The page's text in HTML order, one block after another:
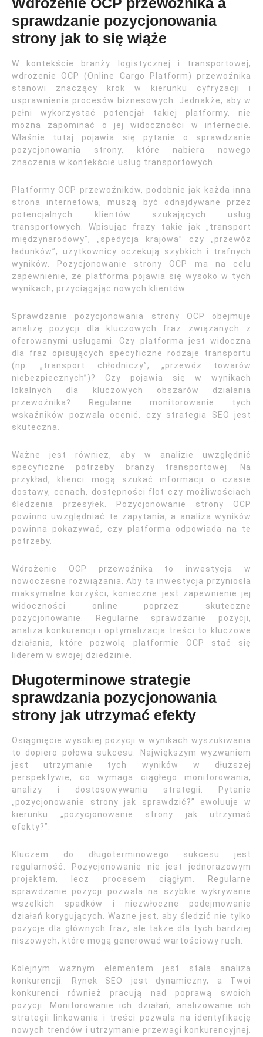
sprawdzanie pozycjonowania
strony jak to się wiąże
W kontekście branży logistycznej i transportowej,
wdrożenie OCP (Online Cargo Platform) przewoźnika
stanowi znaczący krok w kierunku cyfryzacji i
usprawnienia procesów biznesowych. Jednakże, aby w
pełni wykorzystać potencjał takiej platformy, nie
można zapominać o jej widoczności w internecie.
Właśnie tutaj pojawia się pytanie o sprawdzanie
pozycjonowania strony, które nabiera nowego
znaczenia w kontekście usług transportowych.
Platformy OCP przewoźników, podobnie jak każda inna
strona internetowa, muszą być odnajdywane przez
potencjalnych klientów szukających usług
transportowych. Wpisując frazy takie jak „transport
międzynarodowy”, „spedycja krajowa” czy „przewóz
ładunków”, użytkownicy oczekują szybkich i trafnych
wyników. Pozycjonowanie strony OCP ma na celu
zapewnienie, że platforma pojawia się wysoko w tych
wynikach, przyciągając nowych klientów.
Sprawdzanie pozycjonowania strony OCP obejmuje
analizę pozycji dla kluczowych fraz związanych z
oferowanymi usługami. Czy platforma jest widoczna
dla fraz opisujących specyficzne rodzaje transportu
(np. „transport chłodniczy”, „przewóz towarów
niebezpiecznych”)? Czy pojawia się w wynikach
lokalnych dla kluczowych obszarów działania
przewoźnika? Regularne monitorowanie tych
wskaźników pozwala ocenić, czy strategia SEO jest
skuteczna.
Ważne jest również, aby w analizie uwzględnić
specyficzne potrzeby branży transportowej. Na
przykład, klienci mogą szukać informacji o czasie
dostawy, cenach, dostępności flot czy możliwościach
śledzenia przesyłek. Pozycjonowanie strony OCP
powinno uwzględniać te zapytania, a analiza wyników
powinna pokazywać, czy platforma odpowiada na te
potrzeby.
Wdrożenie OCP przewoźnika to inwestycja w
nowoczesne rozwiązania. Aby ta inwestycja przyniosła
maksymalne korzyści, konieczne jest zapewnienie jej
widoczności online poprzez skuteczne
pozycjonowanie. Regularne sprawdzanie pozycji,
analiza konkurencji i optymalizacja treści to kluczowe
działania, które pozwolą platformie OCP stać się
liderem w swojej dziedzinie.
Długoterminowe strategie
sprawdzania pozycjonowania
strony jak utrzymać efekty
Osiągnięcie wysokiej pozycji w wynikach wyszukiwania
to dopiero połowa sukcesu. Największym wyzwaniem
jest utrzymanie tych wyników w dłuższej
perspektywie, co wymaga ciągłego monitorowania,
analizy i dostosowywania strategii. Pytanie
„pozycjonowanie strony jak sprawdzić?” ewoluuje w
kierunku „pozycjonowanie strony jak utrzymać
efekty?”.
Kluczem do długoterminowego sukcesu jest
regularność. Pozycjonowanie nie jest jednorazowym
projektem, lecz procesem ciągłym. Regularne
sprawdzanie pozycji pozwala na szybkie wykrywanie
wszelkich spadków i niezwłoczne podejmowanie
działań korygujących. Ważne jest, aby śledzić nie tylko
pozycje dla głównych fraz, ale także dla tych bardziej
niszowych, które mogą generować wartościowy ruch.
Kolejnym ważnym elementem jest stała analiza
konkurencji. Rynek SEO jest dynamiczny, a Twoi
konkurenci również pracują nad poprawą swoich
pozycji. Monitorowanie ich działań, analizowanie ich
strategii linkowania i treści pozwala na identyfikację
nowych trendów i utrzymanie przewagi konkurencyjnej.